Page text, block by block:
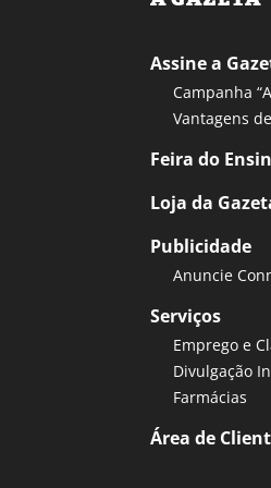
Assine a
Campanha
Vantagens
Feira do
Loja da
Publicidade
Anuncie
Serviços
Emprego e
Divulgação
Farmácias
Área de